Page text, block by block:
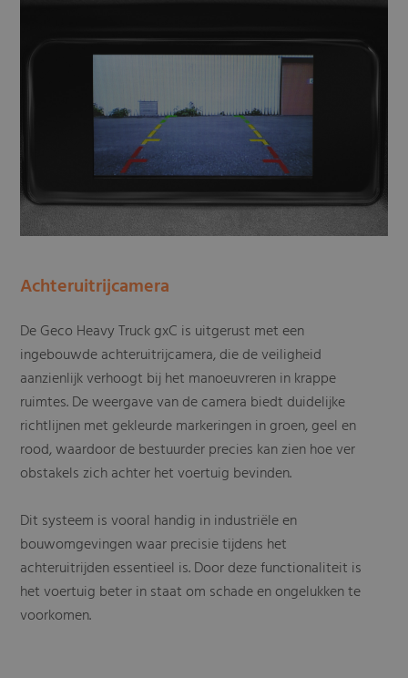
Achteruitrijcamera
De Geco Heavy Truck gxC is uitgerust met een
ingebouwde achteruitrijcamera, die de veiligheid
aanzienlijk verhoogt bij het manoeuvreren in krappe
ruimtes. De weergave van de camera biedt duidelijke
richtlijnen met gekleurde markeringen in groen, geel en
rood, waardoor de bestuurder precies kan zien hoe ver
obstakels zich achter het voertuig bevinden.
Dit systeem is vooral handig in industriële en
bouwomgevingen waar precisie tijdens het
achteruitrijden essentieel is. Door deze functionaliteit is
het voertuig beter in staat om schade en ongelukken te
voorkomen.